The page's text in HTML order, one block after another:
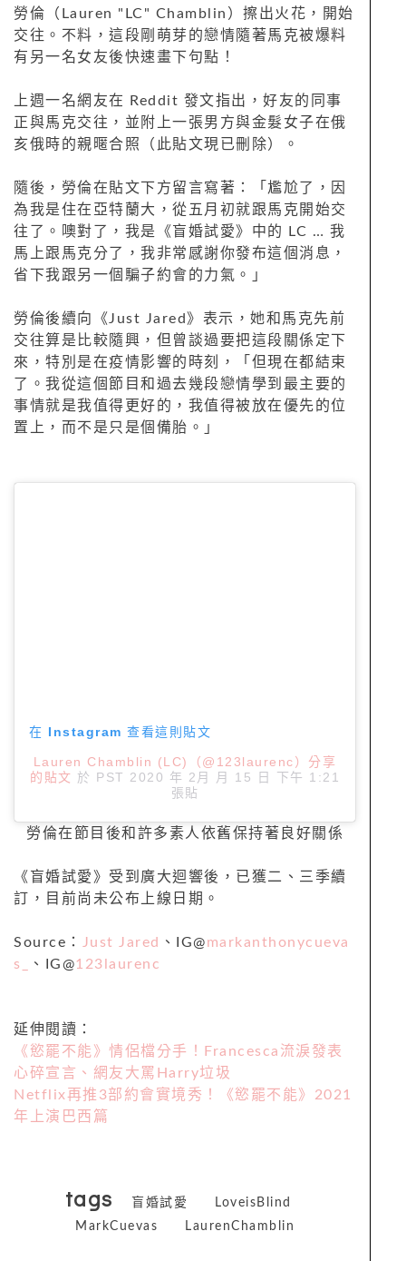
勞倫（Lauren "LC" Chamblin）擦出火花，開始
交往。不料，這段剛萌芽的戀情隨著馬克被爆料
有另一名女友後快速畫下句點！
上週一名網友在 Reddit 發文指出，好友的同事
正與馬克交往，並附上一張男方與金髮女子在俄
亥俄時的親暱合照（此貼文現已刪除）。
隨後，勞倫在貼文下方留言寫著：「尷尬了，因
為我是住在亞特蘭大，從五月初就跟馬克開始交
往了。噢對了，我是《盲婚試愛》中的 LC … 我
馬上跟馬克分了，我非常感謝你發布這個消息，
省下我跟另一個騙子約會的力氣。」
勞倫後續向《Just Jared》表示，她和馬克先前
交往算是比較隨興，但曾談過要把這段關係定下
來，特別是在疫情影響的時刻，「但現在都結束
了。我從這個節目和過去幾段戀情學到最主要的
事情就是我值得更好的，我值得被放在優先的位
置上，而不是只是個備胎。」
在 Instagram 查看這則貼文
Lauren Chamblin (LC)（@123laurenc）分享
的貼文 於 PST 2020 年 2月 月 15 日 下午 1:21
張貼
勞倫在節目後和許多素人依舊保持著良好關係
《盲婚試愛》受到廣大迴響後，已獲二、三季續
訂，目前尚未公布上線日期。
Source： Just Jared 、IG@markanthonycueva
s_
、IG@123laurenc
延伸閱讀：
《慾罷不能》情侶檔分手！Francesca流淚發表
心碎宣言、網友大罵Harry垃圾
Netflix再推3部約會實境秀！《慾罷不能》2021
年上演巴西篇
tags 盲婚試愛
LoveisBlind
MarkCuevas
LaurenChamblin